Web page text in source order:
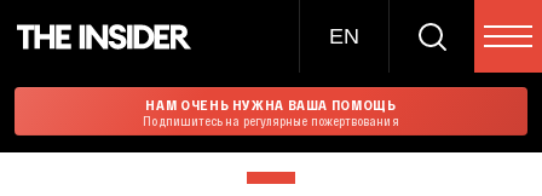
EN
НАМ ОЧЕНЬ НУЖНА ВАША ПОМОЩЬ
Подпишитесь на регулярные пожертвования